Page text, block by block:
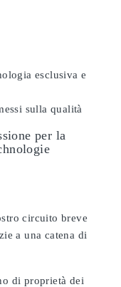
esclusiva e
sulla qualità
per la
circuito breve
a una catena di
di proprietà dei